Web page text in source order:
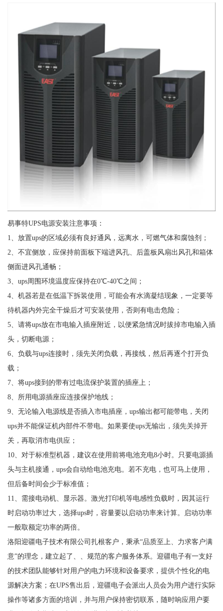
易事特UPS电源安装注意事项：
1、放置ups的区域必须有良好通风，远离水，可燃气体和腐蚀剂；
2、不宜侧放，应保持前面板下端进风孔、后盖板风扇出风孔和箱体
侧面进风孔通畅；
3、ups周围环境温度应保持在0℃-40℃之间；
4、机器若是在低温下拆装使用，可能会有水滴凝结现象，一定要等
待机器内外完全干燥后才可安装使用，否则有电击危险；
5、请将ups放在市电输入插座附近，以便紧急情况时拔掉市电输入插
头，切断电源；
6、负载与ups连接时，须先关闭负载，再接线，然后再逐个打开负
载；
7、将ups接到的带有过电流保护装置的插座上；
8、所用电源插座应连接保护地线；
9、无论输入电源线是否插入市电插座，ups输出都可能带电，关闭
ups并不能保证机内部件不带电。如果要使ups无输出，须先关掉开
关，再取消市电供应；
10、对于标准型机器，建议在使用前将电池充电8小时。只要电源插
头与主机接通，ups会自动给电池充电。若不充电，也可马上使用，
但后备时间会少于标准值；
11、需接电动机、显示器。激光打印机等电感性负载时，因其运行
时启动功率过大，选择ups时，容量要以启动功率来计算。启动功率
一般取额定功率的两倍。
洛阳迎疆电子技术有限公司扎根客户，秉承“品质至上、力求客户满
意”的理念，建立起了、、规范的客户服务体系。迎疆电子有一支好
的技术团队能够针对用户的电力环境和设备要求，提供个性化的电
源解决方案；在UPS售出后，迎疆电子会派出人员会为用户进行实际
操作等诸多方面的培训，并与用户保持密切联系，随时响应用户要